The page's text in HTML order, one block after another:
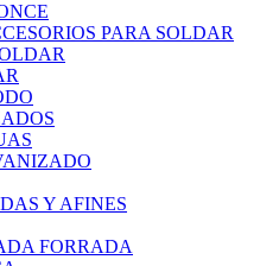
PARA SOLDAR
Y AFINES
FORRADA